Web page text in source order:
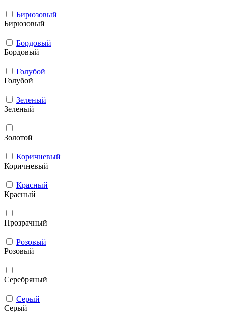
Бирюзовый
Бирюзовый
Бордовый
Бордовый
Голубой
Голубой
Зеленый
Зеленый
Золотой
Коричневый
Коричневый
Красный
Красный
Прозрачный
Розовый
Розовый
Серебряный
Серый
Серый